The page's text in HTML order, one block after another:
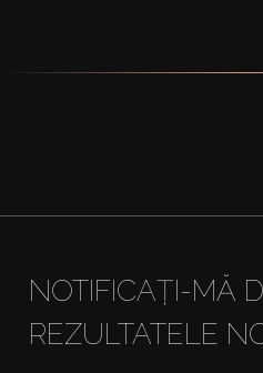
NOTIFICAȚI-MĂ
REZULTATELE